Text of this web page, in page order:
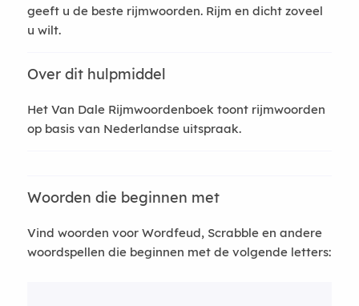
geeft u de beste rijmwoorden. Rijm en dicht zoveel
u wilt.
Over dit hulpmiddel
Het Van Dale Rijmwoordenboek toont rijmwoorden
op basis van Nederlandse uitspraak.
Woorden die beginnen met
Vind woorden voor Wordfeud, Scrabble en andere
woordspellen die beginnen met de volgende letters: